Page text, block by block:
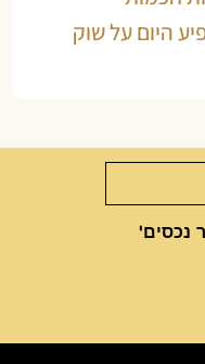
היום על שוק
נכסים'